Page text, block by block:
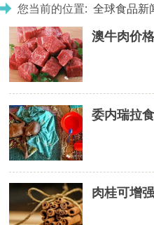
您当前的位置:全球食品新
肉桂可增